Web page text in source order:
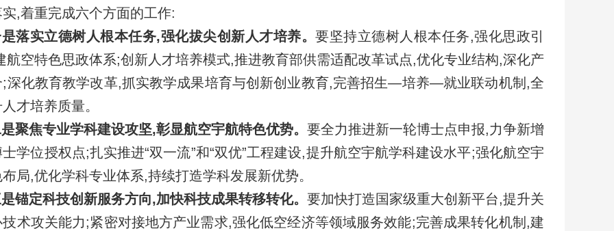
,着重完成六个方面的工作:
落实立德树人根本任务,强化拔尖创新人才培养。要坚持立德树人根本任务,强化思政引
航空特色思政体系;创新人才培养模式,推进教育部供需适配改革试点,优化专业结构,深化产
;深化教育教学改革,抓实教学成果培育与创新创业教育,完善招生—培养—就业联动机制,全
才培养质量。
聚焦专业学科建设攻坚,彰显航空宇航特色优势。 要全力推进新一轮博士点申报,力争新增
学位授权点;扎实推进“双一流”和“双优”工程建设,提升航空宇航学科建设水平;强化航空宇
局,优化学科专业体系,持续打造学科发展新优势。
锚定科技创新服务方向,加快科技成果转移转化。 要加快打造国家级重大创新平台,提升关
术攻关能力;紧密对接地方产业需求,强化低空经济等领域服务效能;完善成果转化机制,建